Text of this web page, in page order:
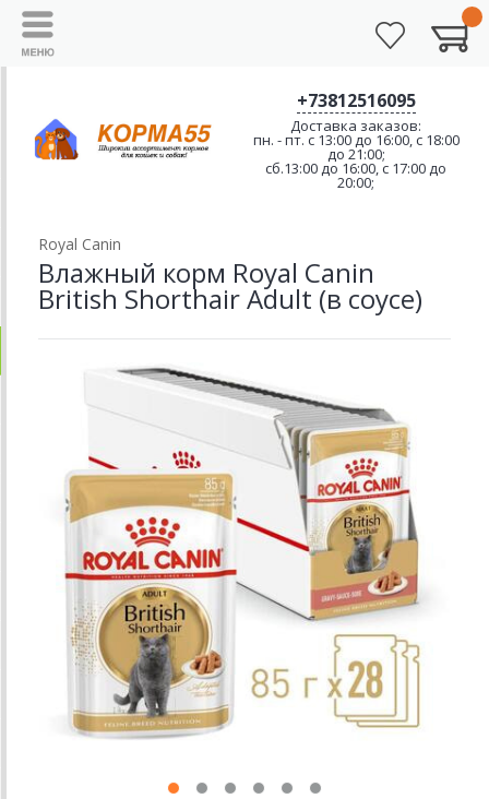
+73812516095
Доставка заказов:
пн. - пт. с 13:00 до 16:00, с 18:00
до 21:00;
сб.13:00 до 16:00, с 17:00 до
20:00;
Royal Canin
Влажный корм Royal Canin
British Shorthair Adult (в соусе)